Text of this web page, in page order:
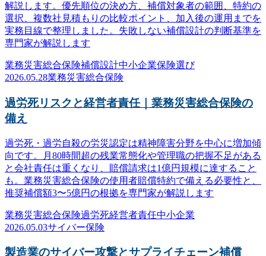
解説します。優先順位の決め方、補償対象者の範囲、特約の
選択、複数社見積もりの比較ポイント、加入後の運用までを
実務目線で整理しました。失敗しない補償設計の判断基準を
専門家が解説します
業務災害総合保険補償設計中小企業保険選び
2026.05.28業務災害総合保険
過労死リスクと経営者責任｜業務災害総合保険の
備え
過労死・過労自殺の労災認定は精神障害分野を中心に増加傾
向です。月80時間超の残業常態化や管理職の把握不足がある
と会社責任は重くなり、賠償請求は1億円規模に達すること
も。業務災害総合保険の使用者賠償特約で備える必要性と、
推奨補償額3〜5億円の根拠を専門家が解説します
業務災害総合保険過労死経営者責任中小企業
2026.05.03サイバー保険
製造業のサイバー攻撃とサプライチェーン補償